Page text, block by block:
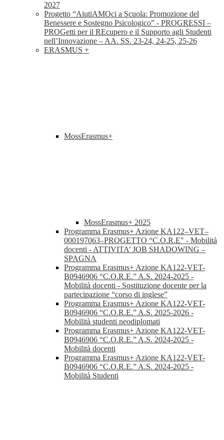
2027
Progetto “AiutiAMOci a Scuola: Promozione del
Benessere e Sostegno Psicologico” - PROGRESSI –
PROGetti per il REcupero e il Supporto agli Studenti
nell’Innovazione – AA. SS. 23-24, 24-25, 25-26
ERASMUS +
MossErasmus+
MossErasmus+ 2025
Programma Erasmus+ Azione KA122–VET–
000197063–PROGETTO “C.O.R.E" - Mobilità
docenti - ATTIVITA’ JOB SHADOWING –
SPAGNA
Programma Erasmus+ Azione KA122-VET-
B0946906 “C.O.R.E.” A.S. 2024-2025 -
Mobilità docenti - Sostituzione docente per la
partecipazione “corso di inglese”
Programma Erasmus+ Azione KA122-VET-
B0946906 “C.O.R.E.” A.S. 2025-2026 -
Mobilità studenti neodiplomati
Programma Erasmus+ Azione KA122-VET-
B0946906 “C.O.R.E.” A.S. 2024-2025 -
Mobilità docenti
Programma Erasmus+ Azione KA122-VET-
B0946906 “C.O.R.E.” A.S. 2024-2025 -
Mobilità Studenti